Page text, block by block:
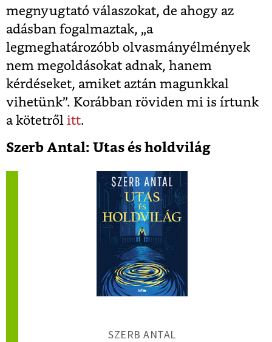
megnyugtató válaszokat, de ahogy az
adásban fogalmaztak, „a
legmeghatározóbb olvasmányélmények
nem megoldásokat adnak, hanem
kérdéseket, amiket aztán magunkkal
vihetünk”. Korábban röviden mi is írtunk
a kötetről itt.
Szerb Antal: Utas és holdvilág
SZERB ANTAL